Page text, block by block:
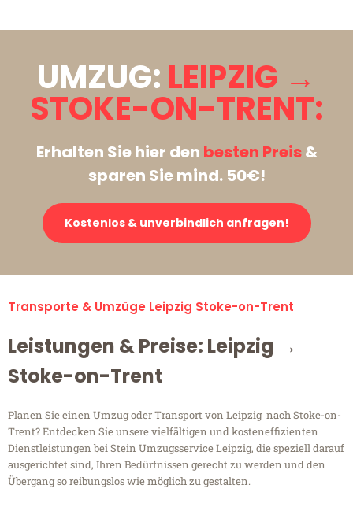
UMZUG: LEIPZIG →
STOKE-ON-TRENT:
Erhalten Sie hier den besten Preis&
sparen Sie mind. 50€!
Kostenlos & unverbindlich anfragen!
Transporte & Umzüge Leipzig Stoke-on-Trent
Leistungen & Preise: Leipzig →
Stoke-on-Trent
Planen Sie einen Umzug oder Transport von Leipzig nach Stoke-on-
Trent? Entdecken Sie unsere vielfältigen und kosteneffizienten
Dienstleistungen bei Stein Umzugsservice Leipzig, die speziell darauf
ausgerichtet sind, Ihren Bedürfnissen gerecht zu werden und den
Übergang so reibungslos wie möglich zu gestalten.